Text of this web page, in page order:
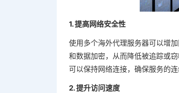
1. 提高网络安全性
使用多个海外代理服务器可以增
和数据加密，从而降低被追踪或
可以保持网络连接，确保服务的连
2. 提升访问速度